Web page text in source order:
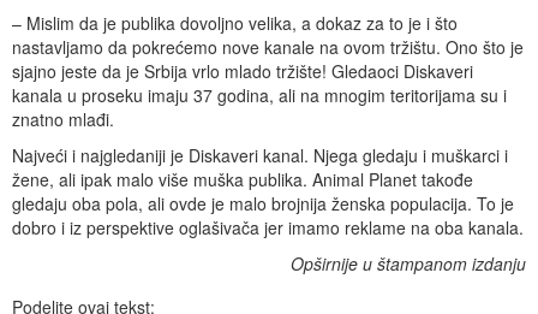
– Mislim da je publika dovoljno velika, a dokaz za to je i što
nastavljamo da pokrećemo nove kanale na ovom tržištu. Ono što je
sjajno jeste da je Srbija vrlo mlado tržište! Gledaoci Diskaveri
kanala u proseku imaju 37 godina, ali na mnogim teritorijama su i
znatno mlađi.
Najveći i najgledaniji je Diskaveri kanal. Njega gledaju i muškarci i
žene, ali ipak malo više muška publika. Animal Planet takođe
gledaju oba pola, ali ovde je malo brojnija ženska populacija. To je
dobro i iz perspektive oglašivača jer imamo reklame na oba kanala.
Opširnije u štampanom izdanju
Podelite ovaj tekst: